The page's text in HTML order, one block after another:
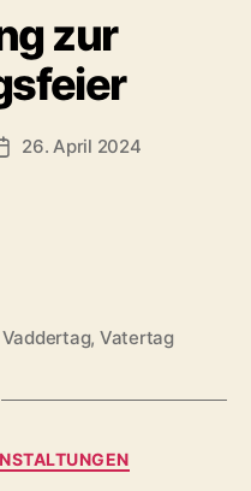
zur
26. April 2024
Vaddertag, Vatertag